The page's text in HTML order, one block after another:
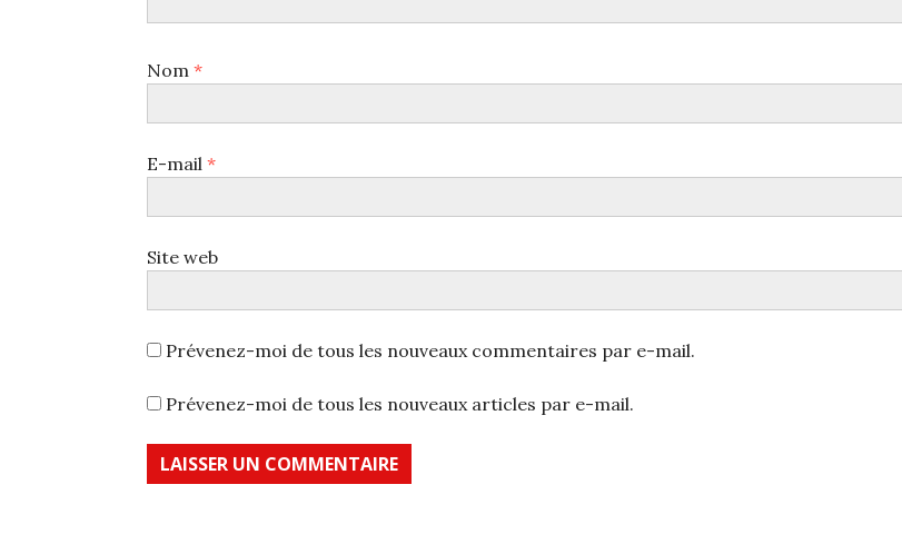
Nom *
E-mail *
Site web
Prévenez-moi de tous les nouveaux commentaires par e-mail.
Prévenez-moi de tous les nouveaux articles par e-mail.